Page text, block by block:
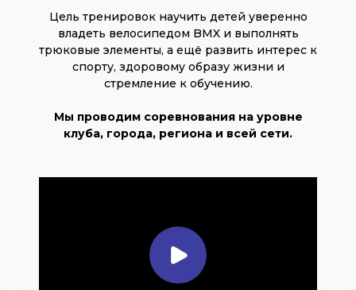
Цель тренировок научить детей уверенно
владеть велосипедом BMX и выполнять
трюковые элементы, а ещё развить интерес к
спорту, здоровому образу жизни и
стремление к обучению.
Мы проводим соревнования на уровне
клуба, города, региона и всей сети.